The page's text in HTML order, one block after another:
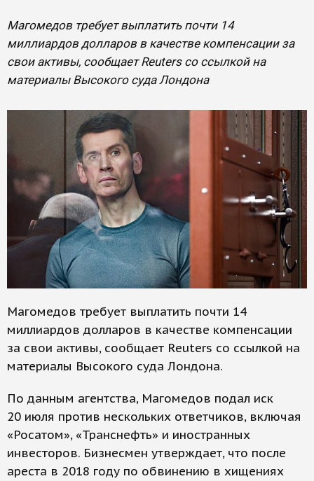
Магомедов требует выплатить почти 14
миллиардов долларов в качестве компенсации за
свои активы, сообщает Reuters со ссылкой на
материалы Высокого суда Лондона
Магомедов требует выплатить почти 14
миллиардов долларов в качестве компенсации
за свои активы, сообщает Reuters со ссылкой на
материалы Высокого суда Лондона.
По данным агентства, Магомедов подал иск
20 июля против нескольких ответчиков, включая
«Росатом», «Транснефть» и иностранных
инвесторов. Бизнесмен утверждает, что после
ареста в 2018 году по обвинению в хищениях